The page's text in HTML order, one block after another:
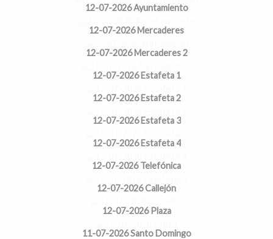
12-07-2026 Ayuntamiento
12-07-2026 Mercaderes
12-07-2026 Mercaderes 2
12-07-2026 Estafeta 1
12-07-2026 Estafeta 2
12-07-2026 Estafeta 3
12-07-2026 Estafeta 4
12-07-2026 Telefónica
12-07-2026 Callejón
12-07-2026 Plaza
11-07-2026 Santo Domingo